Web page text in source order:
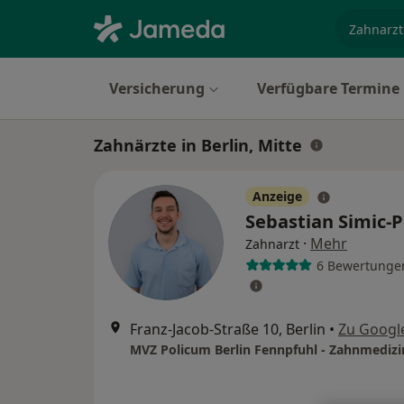
Versicherung Verfügbare Termine
Zahnärzte in Berlin, Mitte
Anzeige
Sebastian Simic-
Zahnarzt · Mehr
6
Franz-Jacob-Straße 10, Berlin • Zu
MVZ Policum Berlin Fennpfuhl -